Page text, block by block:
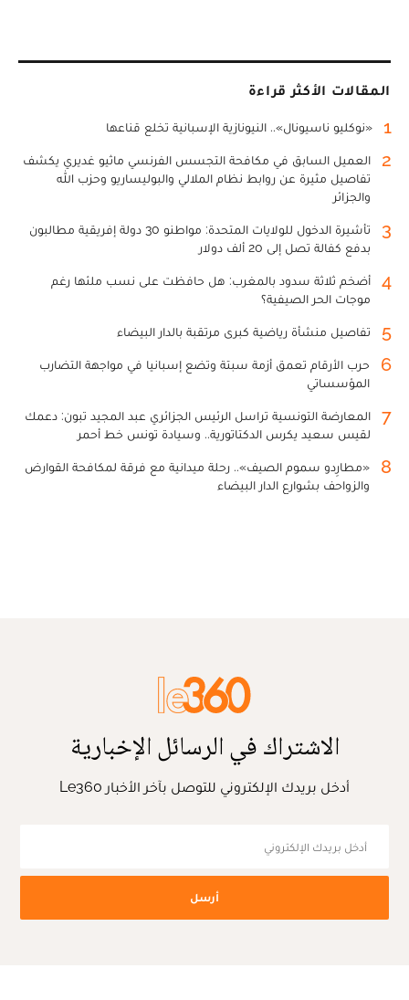
المقالات الأكثر قراءة
1 «نوكليو ناسيونال».. النيونازية الإسبانية تخلع قناعها
2
العميل السابق في مكافحة التجسس الفرنسي ماثيو غديري يكشف
تفاصيل مثيرة عن روابط نظام الملالي والبوليساريو وحزب الله
والجزائر
3
تأشيرة الدخول للولايات المتحدة: مواطنو 30 دولة إفريقية مطالبون
بدفع كفالة تصل إلى 20 ألف دولار
4
أضخم ثلاثة سدود بالمغرب: هل حافظت على نسب ملئها رغم
موجات الحر الصيفية؟
5 تفاصيل منشأة رياضية كبرى مرتقبة بالدار البيضاء
6
حرب الأرقام تعمق أزمة سبتة وتضع إسبانيا في مواجهة التضارب
المؤسساتي
7
المعارضة التونسية تراسل الرئيس الجزائري عبد المجيد تبون: دعمك
لقيس سعيد يكرس الدكتاتورية.. وسيادة تونس خط أحمر
8
«مطارِدو سموم الصيف».. رحلة ميدانية مع فرقة لمكافحة القوارض
والزواحف بشوارع الدار البيضاء
الاشتراك في الرسائل الإخبارية
أدخل بريدك الإلكتروني للتوصل بآخر الأخبار Le360
أرسل